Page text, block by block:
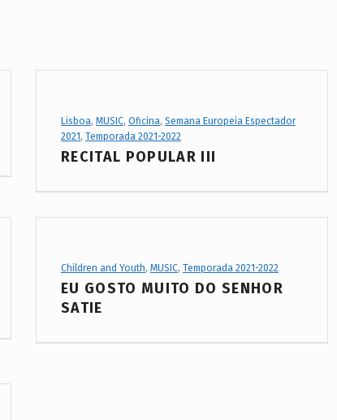
Project Category:
Lisboa, MUSIC, Oficina, Semana Europeia Espectador
2021 , Temporada 2021-2022
RECITAL POPULAR III
Project Category:
Children and Youth, MUSIC, Temporada 2021-2022
EU GOSTO MUITO DO SENHOR
SATIE